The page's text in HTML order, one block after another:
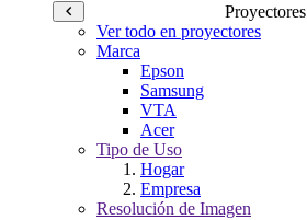
Proyectores
Ver todo en proyectores
Marca
Epson
Samsung
VTA
Acer
Tipo de Uso
Hogar
Empresa
Resolución de Imagen